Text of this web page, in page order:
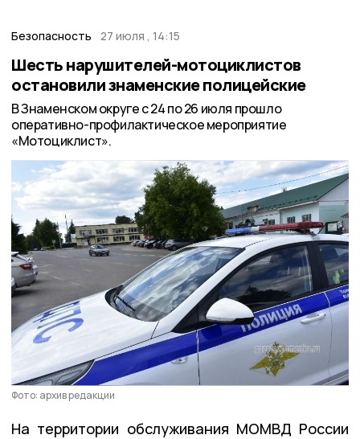
Безопасность 27 июля , 14:15
Шесть нарушителей-мотоциклистов
остановили знаменские полицейские
В Знаменском округе с 24 по 26 июля прошло
оперативно-профилактическое мероприятие
«Мотоциклист».
Фото: архив редакции
На территории обслуживания МОМВД России